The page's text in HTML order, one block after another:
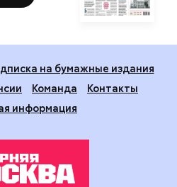
на бумажные издания
Команда
Контакты
информация